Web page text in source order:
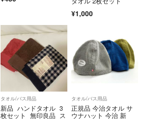
¥1,000
タオル/バス用品
新品 ハンドタオル 3
枚セット 無印良品 ス
タオル/バス用品
正規品 今治タオル サ
ウナハット 今治 新